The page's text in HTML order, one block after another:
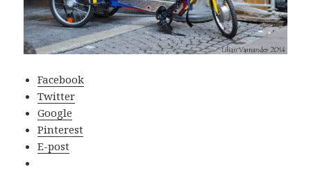
Facebook
Twitter
Google
Pinterest
E-post